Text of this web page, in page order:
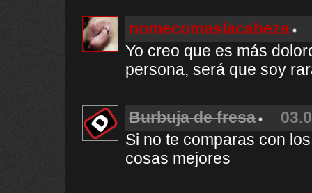
nomecomaslacabeza
Yo creo que es más
persona, será que soy
Burbuja de fresa
Si no te comparas con
cosas mejores